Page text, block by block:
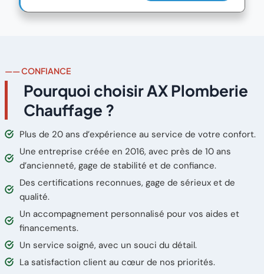
—— CONFIANCE
Pourquoi choisir AX Plomberie
Chauffage ?
Plus de 20 ans d’expérience au service de votre confort.
Une entreprise créée en 2016, avec près de 10 ans
d’ancienneté, gage de stabilité et de confiance.
Des certifications reconnues, gage de sérieux et de
qualité.
Un accompagnement personnalisé pour vos aides et
financements.
Un service soigné, avec un souci du détail.
La satisfaction client au cœur de nos priorités.